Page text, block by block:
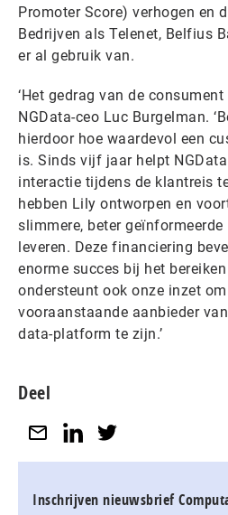
Promoter Score) verhogen en
Bedrijven als Telenet, Belfius
er al gebruik van.
‘Het gedrag van de consument
NGData-ceo Luc Burgelman.
hierdoor hoe waardevol een
is. Sinds vijf jaar helpt
interactie tijdens de klantreis
hebben Lily ontworpen en
slimmere, beter
leveren. Deze financiering
enorme succes bij het
ondersteunt ook onze inzet
vooraanstaande aanbieder
data-platform te zijn.’
Deel
Inschrijven nieuwsbrief